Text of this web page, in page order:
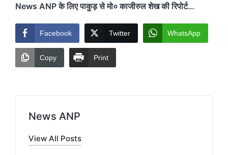
News ANP के लिए पाकुड़ से मो० काजीरुल शेख की रिपोर्ट…
Facebook Twitter WhatsApp
Copy Print
News ANP
View All Posts